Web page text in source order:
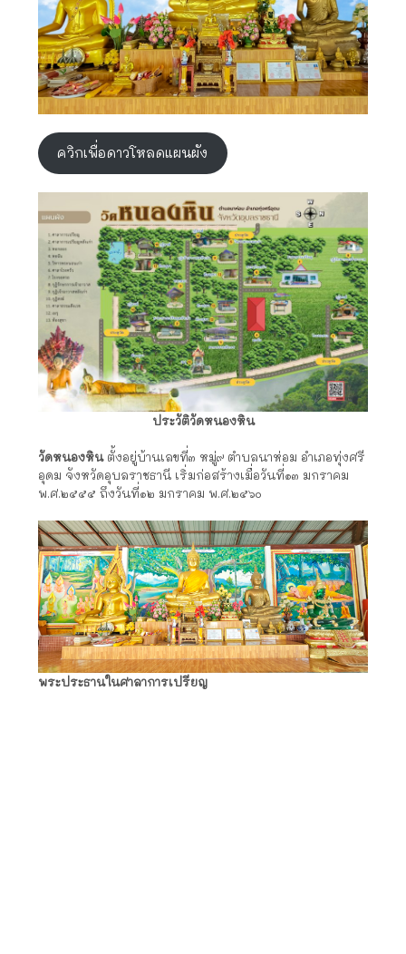
ควิกเพื่อดาวโหลดแผนผัง
ประวัติวัดหนองหิน
วัดหนองหินตั้งอยู่บ้านเลขที่๓ หมู่๙ ตำบลนาห่อม อำเภอทุ่งศรี
อุดม จังหวัดอุบลราชธานี เริ่มก่อสร้างเมื่อวันที่๑๓ มกราคม
พ.ศ.๒๕๕๕ ถึงวันที่๑๒ มกราคม พ.ศ.๒๕๖๐
พระประธานในศาลาการเปรียญ